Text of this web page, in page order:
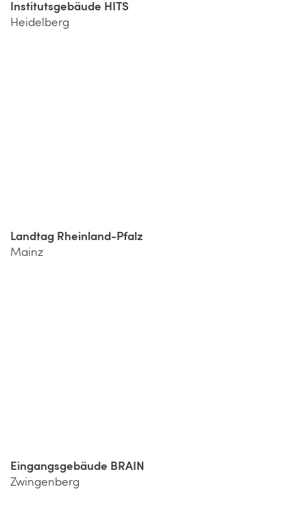
Institutsgebäude HITS
Heidelberg
Landtag Rheinland-Pfalz
Mainz
Eingangsgebäude BRAIN
Zwingenberg